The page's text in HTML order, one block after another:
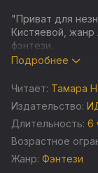
"Приват для
Кистяевой, жанр
фэнтези.
её жизнь может
в Темный Мир,
особенные.
они бы
Бардок –
Клади –
Судьбы. От себя.
Подробнее
Читает: Тамара
Издательство:
Длительность: 6
Возрастное
Жанр: Фэнтези